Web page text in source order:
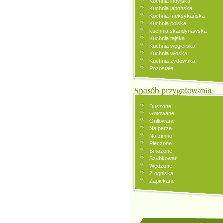
Kuchnia japońska
Kuchnia meksykańska
Kuchnia polska
kuchnia skandynawska
Kuchnia tajska
Kuchnia węgierska
Kuchnia włoska
Kuchnia żydowska
Pozostałe
Duszone
Gotowane
Grillowane
Na parze
Na zimno
Pieczone
Smażone
Szybkowar
Wędzone
Z ogniska
Zapiekane